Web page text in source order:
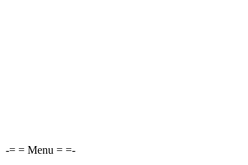
-= = Menu = =-